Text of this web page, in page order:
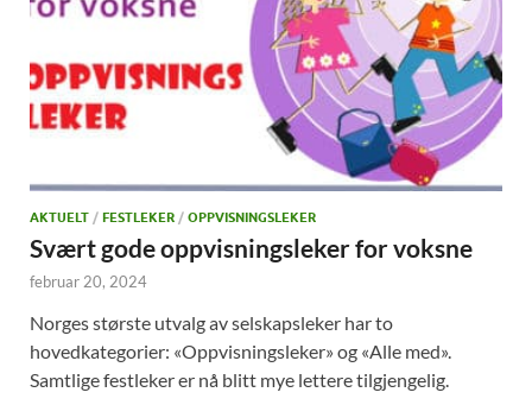
AKTUELT / FESTLEKER / OPPVISNINGSLEKER
Svært gode oppvisningsleker for voksne
februar 20, 2024
Norges største utvalg av selskapsleker har to
hovedkategorier: «Oppvisningsleker» og «Alle med».
Samtlige festleker er nå blitt mye lettere tilgjengelig.